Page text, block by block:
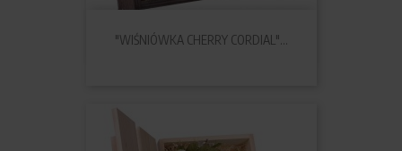
"WIŚNIÓWKA CHERRY CORDIAL"...